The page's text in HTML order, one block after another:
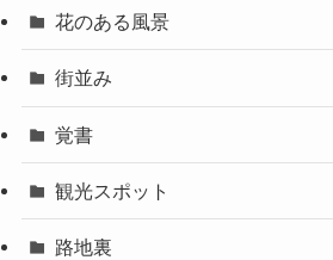
花のある風景
街並み
覚書
観光スポット
路地裏